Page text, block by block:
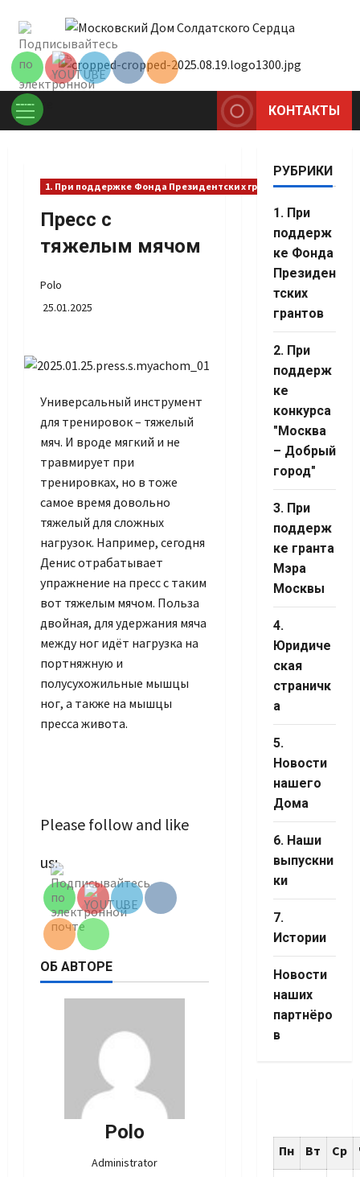
содержимому
Основное
КОНТАКТЫ
1. При поддержке Фонда Президентских грантов
Пресс с
тяжелым мячом
Polo
25.01.2025
Универсальный инструмент
для тренировок – тяжелый
мяч. И вроде мягкий и не
травмирует при
тренировках, но в тоже
самое время довольно
тяжелый для сложных
нагрузок. Например, сегодня
Денис отрабатывает
упражнение на пресс с таким
вот тяжелым мячом. Польза
двойная, для удержания мяча
между ног идёт нагрузка на
портняжную и
полусухожильные мышцы
ног, а также на мышцы
пресса живота.
Please follow and like
us:Channel ID
ОБ АВТОРЕ
Polo
Administrator
РУБРИКИ
1. При
поддерж
ке Фонда
Президен
тских
грантов
2. При
поддерж
ке
конкурса
"Москва
– Добрый
город"
3. При
поддерж
ке гранта
Мэра
Москвы
4.
Юридиче
ская
страничк
а
5.
Новости
нашего
Дома
6. Наши
выпускни
ки
7.
Истории
Новости
наших
партнёро
в
Пн Вт Ср
Channel ID
Set Youtube
Channel ID